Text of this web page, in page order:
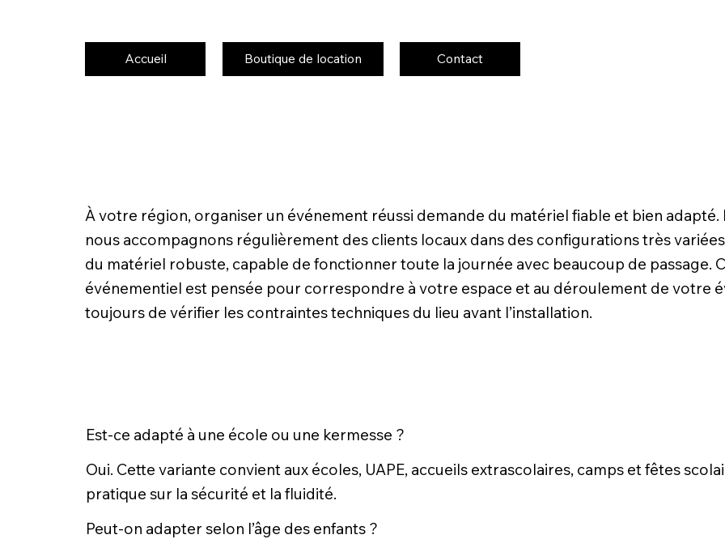
Accueil Boutique de location Contact
À votre région, organiser un événement réussi demande du matériel fiable et bien
nous accompagnons régulièrement des clients locaux dans des configurations très
du matériel robuste, capable de fonctionner toute la journée avec beaucoup de passage.
événementiel est pensée pour correspondre à votre espace et au déroulement de votre
toujours de vérifier les contraintes techniques du lieu avant l’installation.
Est-ce adapté à une école ou une kermesse ?
Oui. Cette variante convient aux écoles, UAPE, accueils extrascolaires, camps et fêtes
pratique sur la sécurité et la fluidité.
Peut-on adapter selon l’âge des enfants ?